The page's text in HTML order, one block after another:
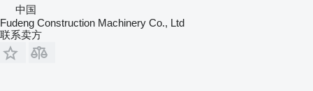
中国
Fudeng Construction Machinery Co., Ltd
联系卖方